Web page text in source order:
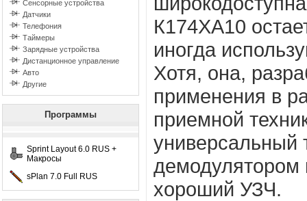
Сенсорные устройства
Датчики
Телефония
Таймеры
Зарядные устройства
Дистанционное управление
Авто
Другие
Программы
Sprint Layout 6.0 RUS +
Макросы
sPlan 7.0 Full RUS
К174ХА10
иногда
Хотя, она,
применения в
приемной
универсальный
демодулятором
хороший УЗЧ.